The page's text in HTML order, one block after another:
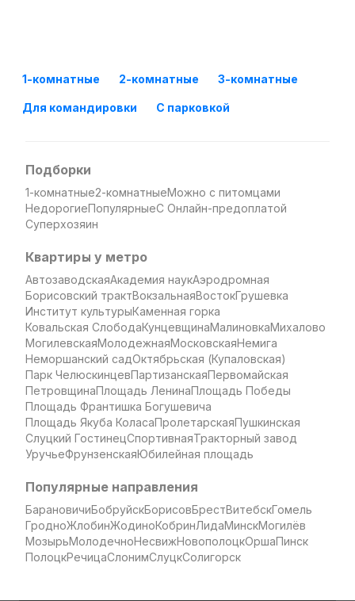
1-комнатные 2-комнатные 3-комнатные
Для командировки С парковкой
Подборки
1-комнатные2-комнатныеМожно с питомцами
НедорогиеПопулярныеС Онлайн-предоплатой
Суперхозяин
Квартиры у метро
АвтозаводскаяАкадемия наукАэродромная
Борисовский трактВокзальнаяВостокГрушевка
Институт культурыКаменная горка
Ковальская СлободаКунцевщинаМалиновкаМихалово
МогилевскаяМолодежнаяМосковскаяНемига
Неморшанский садОктябрьская (Купаловская)
Парк ЧелюскинцевПартизанскаяПервомайская
ПетровщинаПлощадь ЛенинаПлощадь Победы
Площадь Франтишка Богушевича
Площадь Якуба КоласаПролетарскаяПушкинская
Слуцкий ГостинецСпортивнаяТракторный завод
УручьеФрунзенскаяЮбилейная площадь
Популярные направления
БарановичиБобруйскБорисовБрестВитебскГомель
ГродноЖлобинЖодиноКобринЛидаМинскМогилёв
МозырьМолодечноНесвижНовополоцкОршаПинск
ПолоцкРечицаСлонимСлуцкСолигорск